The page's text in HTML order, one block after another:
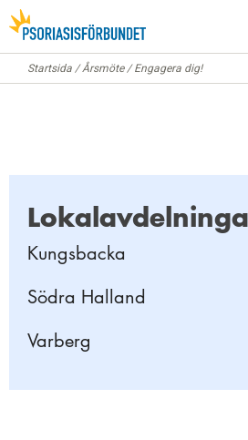
Startsida /Årsmöte/Engagera dig!
Kungsbacka
Södra Halland
Varberg